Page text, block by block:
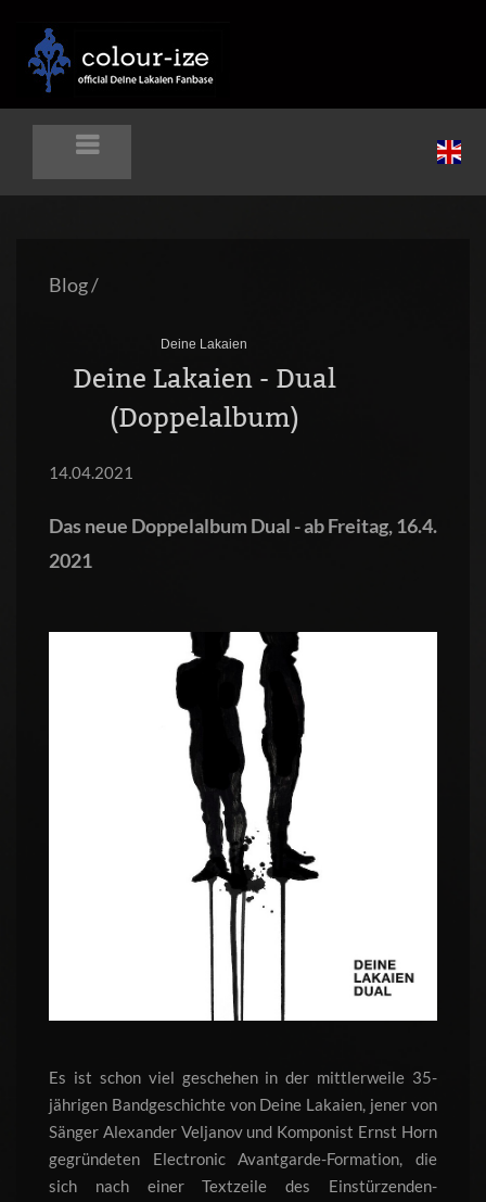
Blog/
Deine Lakaien
Deine Lakaien - Dual
(Doppelalbum)
14.04.2021
Das neue Doppelalbum Dual - ab Freitag, 16.4.
2021
Es ist schon viel geschehen in der mittlerweile 35-
jährigen Bandgeschichte von Deine Lakaien, jener von
Sänger Alexander Veljanov und Komponist Ernst Horn
gegründeten Electronic Avantgarde-Formation, die
sich nach einer Textzeile des Einstürzenden-